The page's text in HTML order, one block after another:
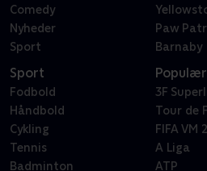
Comedy
Nyheder
Sport
Paw
Barnaby
Sport
Fodbold
Håndbold
Cykling
Tennis
Badminton
3F
Tour de
FIFA VM
A Liga
ATP